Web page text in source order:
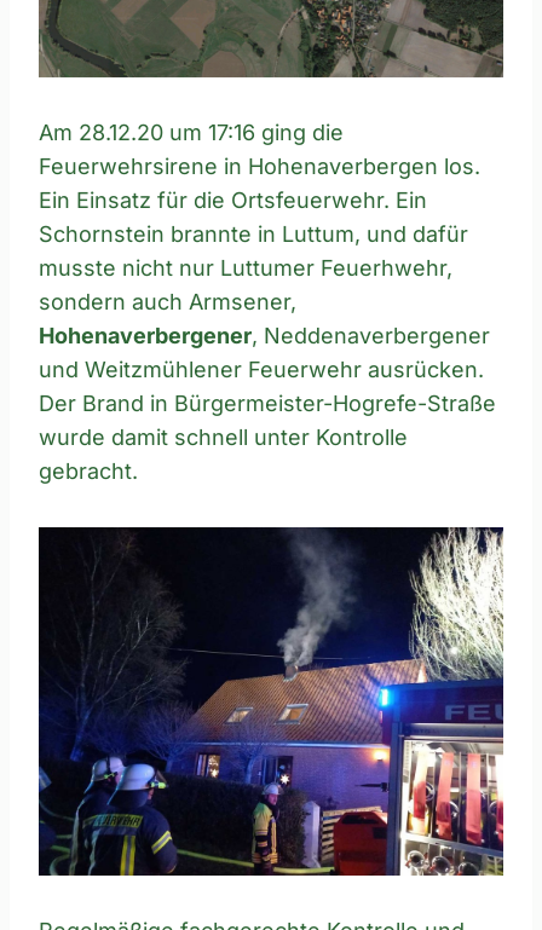
Am 28.12.20 um 17:16 ging die
Feuerwehrsirene in Hohenaverbergen los.
Ein Einsatz für die Ortsfeuerwehr. Ein
Schornstein brannte in Luttum, und dafür
musste nicht nur Luttumer Feuerhwehr,
sondern auch Armsener,
Hohenaverbergener, Neddenaverbergener
und Weitzmühlener Feuerwehr ausrücken.
Der Brand in Bürgermeister-Hogrefe-Straße
wurde damit schnell unter Kontrolle
gebracht.